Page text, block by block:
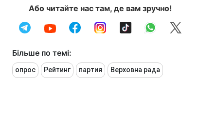
Або читайте нас там, де вам зручно!
Більше по темі:
опрос Рейтинг партия Верховна рада